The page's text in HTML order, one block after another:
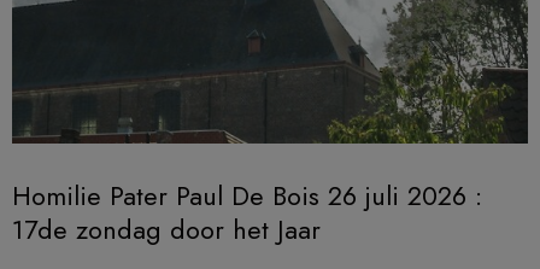
Homilie Pater Paul De Bois 26 juli 2026 :
17de zondag door het Jaar